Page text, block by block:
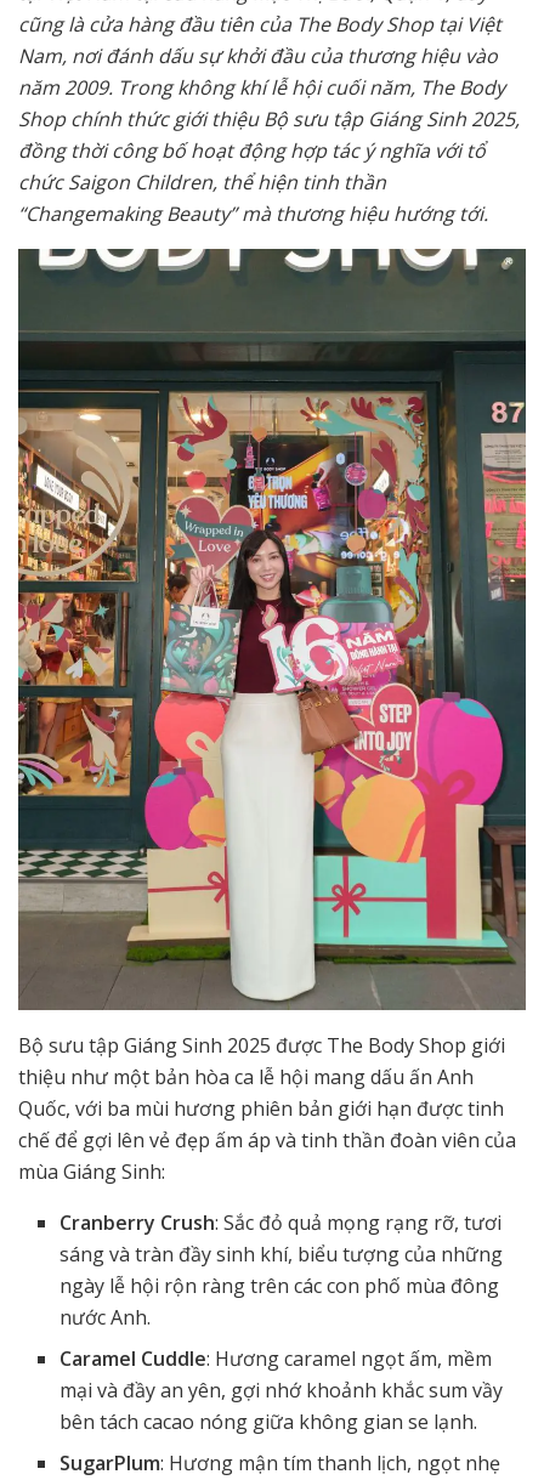
cũng là cửa hàng đầu tiên của The Body Shop tại Việt
Nam, nơi đánh dấu sự khởi đầu của thương hiệu vào
năm 2009. Trong không khí lễ hội cuối năm, The Body
Shop chính thức giới thiệu Bộ sưu tập Giáng Sinh 2025,
đồng thời công bố hoạt động hợp tác ý nghĩa với tổ
chức Saigon Children, thể hiện tinh thần
“Changemaking Beauty” mà thương hiệu hướng tới.
Bộ sưu tập Giáng Sinh 2025 được The Body Shop giới
thiệu như một bản hòa ca lễ hội mang dấu ấn Anh
Quốc, với ba mùi hương phiên bản giới hạn được tinh
chế để gợi lên vẻ đẹp ấm áp và tinh thần đoàn viên của
mùa Giáng Sinh:
Cranberry Crush: Sắc đỏ quả mọng rạng rỡ, tươi
sáng và tràn đầy sinh khí, biểu tượng của những
ngày lễ hội rộn ràng trên các con phố mùa đông
nước Anh.
Caramel Cuddle: Hương caramel ngọt ấm, mềm
mại và đầy an yên, gợi nhớ khoảnh khắc sum vầy
bên tách cacao nóng giữa không gian se lạnh.
SugarPlum: Hương mận tím thanh lịch, ngọt nhẹ